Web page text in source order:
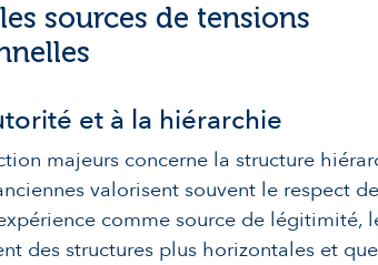
sources de tensions
et à la hiérarchie
majeurs concerne la structure
valorisent souvent le respect
comme source de légitimité,
des structures plus horizontales et